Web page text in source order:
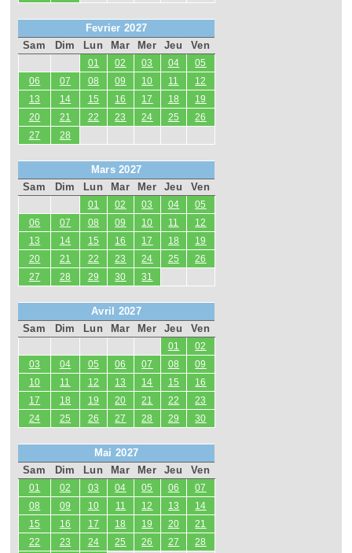
Fevrier 2027
Sam
Dim Lun Mar Mer Jeu Ven
01 02 03 04
05
06
07 08 09 10 11
12
13
14 15 16 17 18
19
20
21 22 23 24 25
26
27
28
Mars 2027
Sam
Dim Lun Mar Mer Jeu Ven
01 02 03 04
05
06
07 08 09 10 11
12
13
14 15 16 17 18
19
20
21 22 23 24 25
26
27
28 29 30 31
Avril 2027
Sam
Dim Lun Mar Mer Jeu Ven
01
02
03
04 05 06 07 08
09
10
11 12 13 14 15
16
17
18 19 20 21 22
23
24
25 26 27 28 29 30
Mai 2027
Sam
Dim Lun Mar Mer Jeu Ven
01 02 03 04 05 06
07
08
09 10 11 12 13
14
15
16 17 18 19 20
21
22
23 24 25 26 27
28